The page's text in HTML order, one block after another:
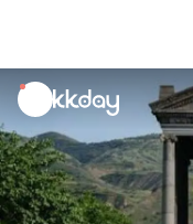
unread
notifications